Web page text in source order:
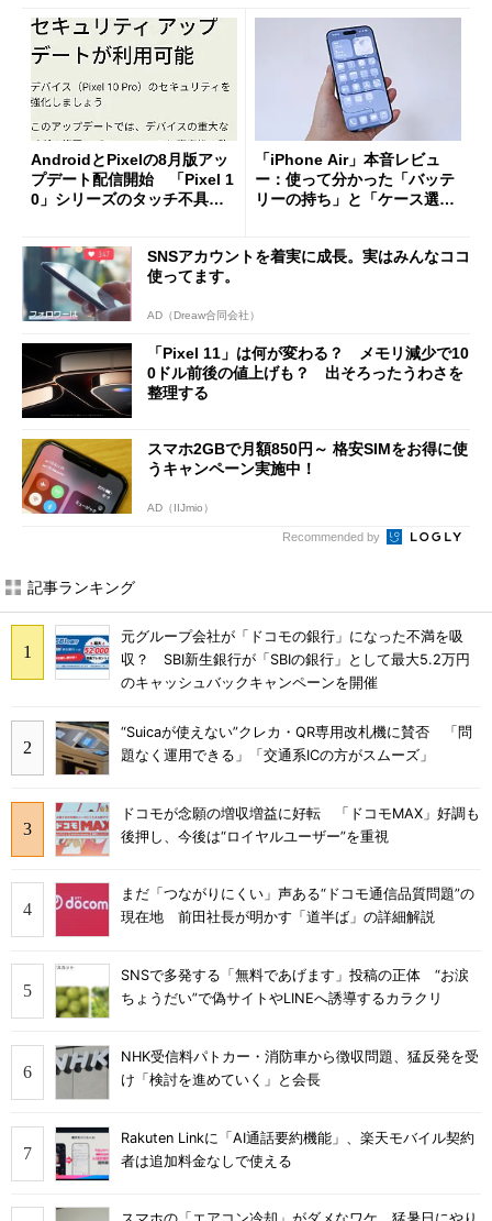
AndroidとPixelの8月版アッ
プデート配信開始 「Pixel 1
0」シリーズのタッチ不具合
「iPhone Air」本音レビュ
ー：使って分かった「バッテ
リーの持ち」と「ケース選
SNSアカウントを着実に成長。実はみんなココ
使ってます。
AD（Dreaw合同会社）
「Pixel 11」は何が変わる？ メモリ減少で10
0ドル前後の値上げも？ 出そろったうわさを
整理する
スマホ2GBで月額850円～ 格安SIMをお得に使
うキャンペーン実施中！
AD（IIJmio）
Recommended by
記事ランキング
元グループ会社が「ドコモの銀行」になった不満を吸
収？ SBI新生銀行が「SBIの銀行」として最大5.2万円
のキャッシュバックキャンペーンを開催
“Suicaが使えない”クレカ・QR専用改札機に賛否 「問
題なく運用できる」「交通系ICの方がスムーズ」
ドコモが念願の増収増益に好転 「ドコモMAX」好調も
後押し、今後は“ロイヤルユーザー”を重視
まだ「つながりにくい」声ある“ドコモ通信品質問題”の
現在地 前田社長が明かす「道半ば」の詳細解説
SNSで多発する「無料であげます」投稿の正体 “お涙
ちょうだい”で偽サイトやLINEへ誘導するカラクリ
NHK受信料パトカー・消防車から徴収問題、猛反発を受
け「検討を進めていく」と会長
Rakuten Linkに「AI通話要約機能」、楽天モバイル契約
者は追加料金なしで使える